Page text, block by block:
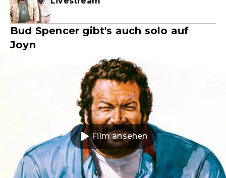
Bud Spencer gibt's auch solo auf
Joyn
Film ansehen